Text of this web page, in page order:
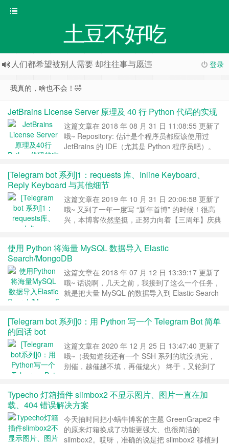
土豆不好吃
登录
人们都希望被别人需要 却往往事与愿违
我真的，啥也不会！🤣
JetBrains License Server 原理及 40 行 Python 代码的实现
这篇文章在 2018 年 08 月 31 日 11:08:55 更新了
哦~ Repository: 估计是个程序员都应该使用过
JetBrains 的 IDE（尤其是 Python 程序员吧）。
Pycharm，Java 的 IntelliJ，Ruby 的
RubyMine，Go 的 Goland……
[Telegram bot 系列]1：requests 库、Inline Keyboard、
Reply Keyboard 与其他细节
这篇文章在 2019 年 10 月 31 日 20:06:58 更新了
哦~ 又到了一年一度写 “新年首博” 的时候！很高
兴，本博客依然坚挺，正努力向着【三周年】庆典
点），导致博客更新频率下降。在此，先向各位读
者表示抱歉 为了避免大伙儿无谓的担心，俺尽量
把静默的时间跨度控制在【14 天】之内……继续
阅读 »
使用 Python 将海量 MySQL 数据导入 Elastic
Search/MongoDB
这篇文章在 2018 年 07 月 12 日 13:39:17 更新了
哦~ 话说啊，几天之前，我接到了这么一个任务，
就是把大量 MySQL 的数据导入到 Elastic Search
过这次导入到 ES 的数据量非常大，最大的表大概
入过程。 当然……继续阅读 »
[Telegram bot 系列]0：用 Python 写一个 Telegram Bot 简单
的回话 bot
这篇文章在 2020 年 12 月 25 日 13:47:40 更新了
哦~（我知道我还有一个 SSH 系列的坑没填完，
别催，越催越不填，再催熄火） 终于，又轮到了
怎么用 Python 写一个能玩的 Telegram bot，顺便
学习一下 Python 中的一些知识点。 前言 假定读
者们都知道 Tel……继续阅读 »
Typecho 灯箱插件 slimbox2 不显示图片、图片一直在加
载、404 错误解决方案
今天抽时间把小蜗牛博客的主题 GreenGrape2 中
的原来灯箱换成了功能更强大、也很简洁的
slimbox2。哎呀，准确的说是把 slimbox2 移植到